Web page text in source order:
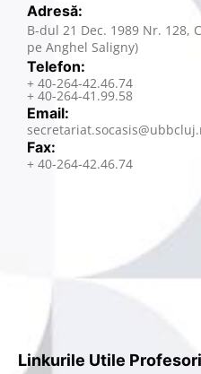
Adresă:
B-dul 21 Dec. 1989 Nr. 128,
pe Anghel Saligny)
Telefon:
+ 40-264-42.46.74
+ 40-264-41.99.58
Email:
Fax:
+ 40-264-42.46.74
Linkurile Utile Profesori